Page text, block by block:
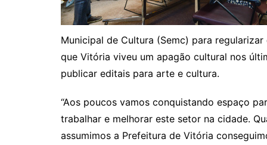
Municipal de Cultura (Semc) para
que Vitória viveu um apagão cultural nos
publicar editais para arte e cultura.
“Aos poucos vamos conquistando espaço
trabalhar e melhorar este setor na cidade.
assumimos a Prefeitura de Vitória